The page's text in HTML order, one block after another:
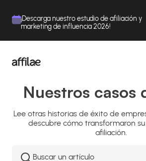
¡Descarga nuestro estudio de afiliación y
marketing de influencia 2026!
Nuestros casos
Lee otras historias de éxito de
descubre cómo transformaron
afiliación.
Rechercher